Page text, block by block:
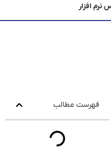
افزار
فهرست مطالب